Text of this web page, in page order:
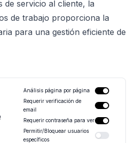
de servicio al cliente, la
de trabajo proporciona la
para una gestión eficiente de
Análisis página por página
Requerir verificación de
email
Requerir contraseña para ver
Permitir/Bloquear usuarios
específicos